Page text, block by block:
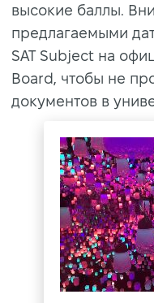
высокие баллы.
предлагаемыми
SAT Subject на
Board, чтобы не
документов в